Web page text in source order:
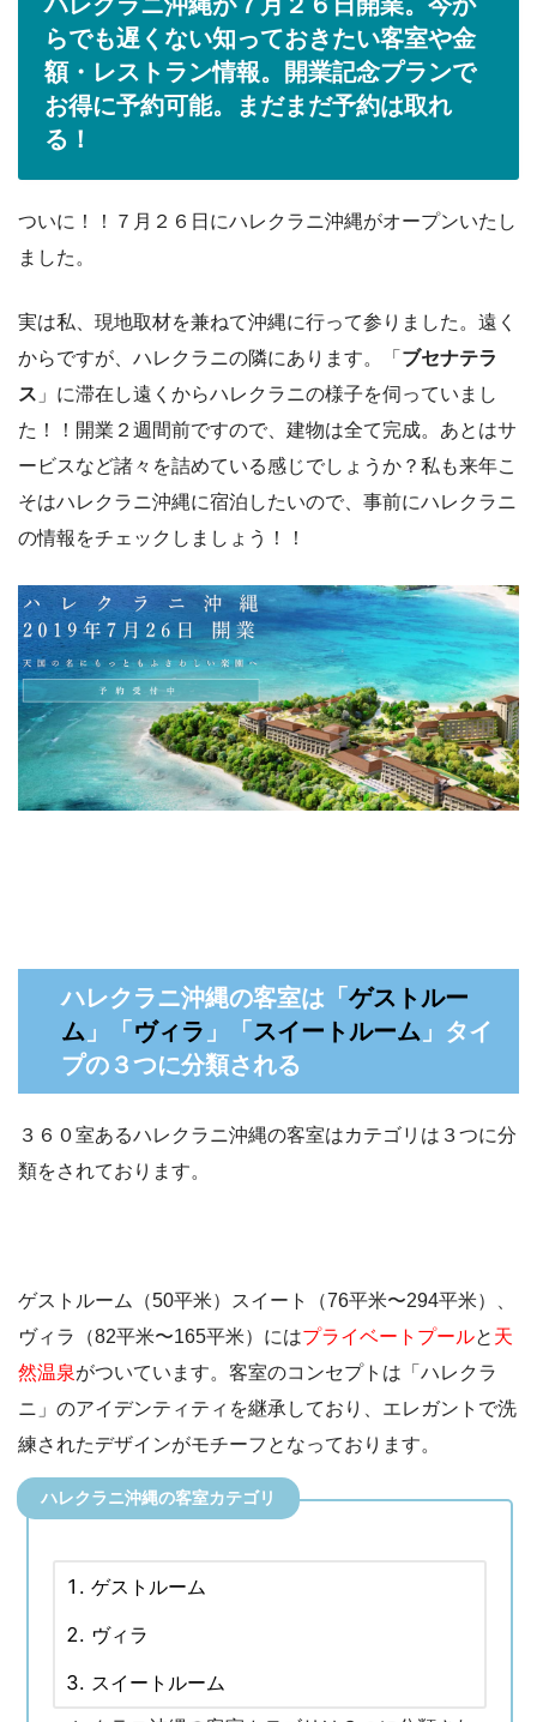
らでも遅くない知っておきたい客室や金
額・レストラン情報。開業記念プランで
お得に予約可能。まだまだ予約は取れ
る！
ついに！！７月２６日にハレクラニ沖縄がオープンいたし
ました。
実は私、現地取材を兼ねて沖縄に行って参りました。遠く
からですが、ハレクラニの隣にあります。「 ブセナテラ
ス 」に滞在し遠くからハレクラニの様子を伺っていまし
た！！開業２週間前ですので、建物は全て完成。あとはサ
ービスなど諸々を詰めている感じでしょうか？私も来年こ
そはハレクラニ沖縄に宿泊したいので、事前にハレクラニ
の情報をチェックしましょう！！
ハレクラニ沖縄の客室は「ゲストルー
ム 」「ヴィラ 」「スイートルーム 」タイ
プの３つに分類される
３６０室あるハレクラニ沖縄の客室はカテゴリは３つに分
類をされております。
ゲストルーム（50平米）スイート（76平米〜294平米）、
ヴィラ（82平米〜165平米）にはプライベートプールと 天
然温泉がついています。客室のコンセプトは「ハレクラ
ニ」のアイデンティティを継承しており、エレガントで洗
練されたデザインがモチーフとなっております。
ハレクラニ沖縄の客室カテゴリ
ゲストルーム
ヴィラ
スイートルーム